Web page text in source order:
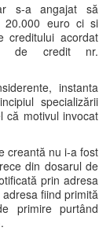
s-a angajat să
20.000 euro ci si
creditului acordat
de credit nr.
instanta
specializării
că motivul invocat
creantă nu i-a fost
din dosarul de
prin adresa
fiind primită
primire purtând